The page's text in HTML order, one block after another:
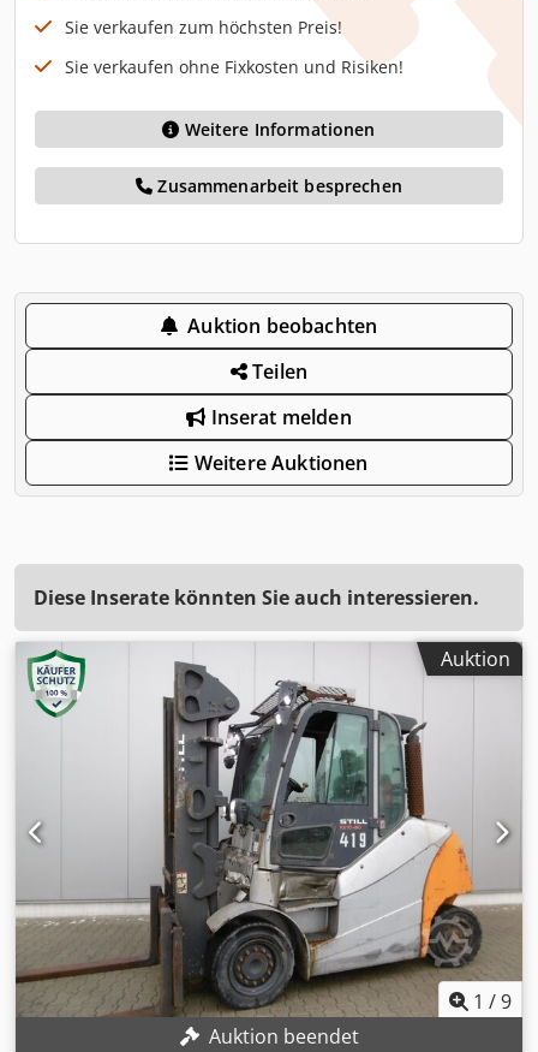
Sie verkaufen zum höchsten Preis!
Sie verkaufen ohne Fixkosten und Risiken!
Weitere Informationen
Zusammenarbeit besprechen
Auktion beobachten
Teilen
Inserat melden
Weitere Auktionen
Diese Inserate könnten Sie auch interessieren.
Auktion
1 /9
Auktion beendet